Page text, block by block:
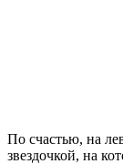
По счастью, на
звездочкой, на